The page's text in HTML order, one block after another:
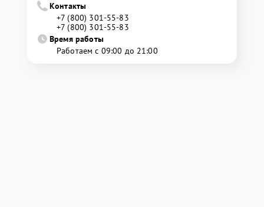
Контакты
+7 (800) 301-55-83
+7 (800) 301-55-83
Время работы
Работаем с 09:00 до 21:00